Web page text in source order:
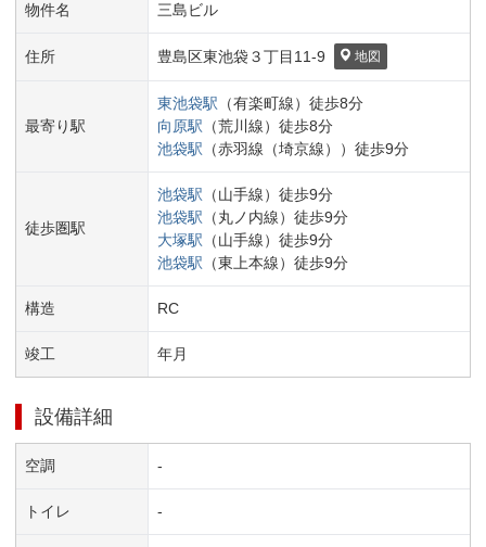
物件名 三島ビル
住所 豊島区東池袋３丁目 11-9 地図
最寄り駅
東池袋駅 （有楽町線） 徒歩8分
向原駅 （荒川線） 徒歩8分
池袋駅 （赤羽線（埼京線） ） 徒歩9分
徒歩圏駅
池袋駅 （山手線） 徒歩9分
池袋駅 （丸ノ内線） 徒歩9分
大塚駅 （山手線） 徒歩9分
池袋駅 （東上本線） 徒歩9分
構造 RC
竣工 年月
設備詳細
空調 -
トイレ -